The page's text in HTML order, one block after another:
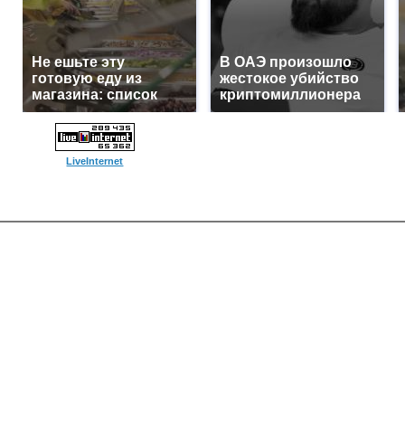
Не ешьте эту
готовую еду из
магазина: список
В ОАЭ произошло
жестокое убийство
криптомиллионера
LiveInternet